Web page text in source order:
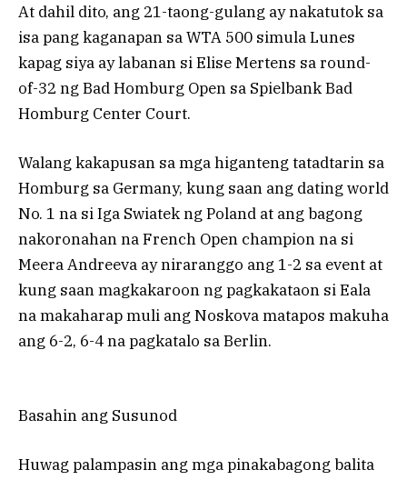
At dahil dito, ang 21-taong-gulang ay nakatutok sa
isa pang kaganapan sa WTA 500 simula Lunes
kapag siya ay labanan si Elise Mertens sa round-
of-32 ng Bad Homburg Open sa Spielbank Bad
Homburg Center Court.
Walang kakapusan sa mga higanteng tatadtarin sa
Homburg sa Germany, kung saan ang dating world
No. 1 na si Iga Swiatek ng Poland at ang bagong
nakoronahan na French Open champion na si
Meera Andreeva ay niraranggo ang 1-2 sa event at
kung saan magkakaroon ng pagkakataon si Eala
na makaharap muli ang Noskova matapos makuha
ang 6-2, 6-4 na pagkatalo sa Berlin.
Basahin ang Susunod
Huwag palampasin ang mga pinakabagong balita